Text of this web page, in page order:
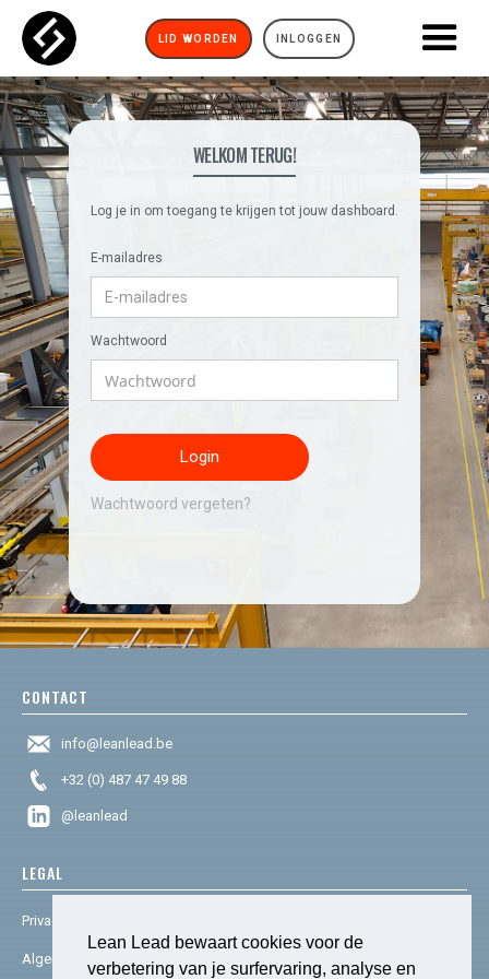
Lean Lead bewaart cookies voor de
verbetering van je surfervaring, analyse en
LID WORDEN INLOGGEN
WELKOM TERUG!
Log je in om toegang te krijgen tot jouw dashboard.
E-mailadres
Wachtwoord
Wachtwoord vergeten?
CONTACT
info@leanlead.be
+32 (0) 487 47 49 88
@leanlead
LEGAL
Privacy & cookies
Algemene voorwaarden